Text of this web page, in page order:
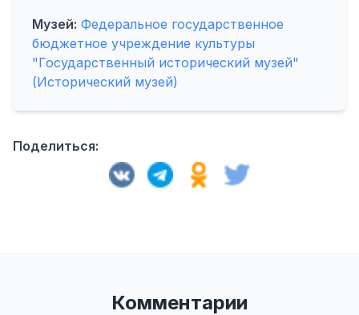
Музей: Федеральное государственное
бюджетное учреждение культуры
"Государственный исторический музей"
(Исторический музей)
Поделиться:
Комментарии